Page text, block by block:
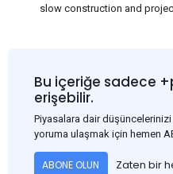
slow construction and
and rural construction
to the market despite
rainfall.
Bu içeriğe sadece
erişebilir.
Piyasalara dair
yoruma ulaşmak için hemen
ABONE OLUN Zaten bir